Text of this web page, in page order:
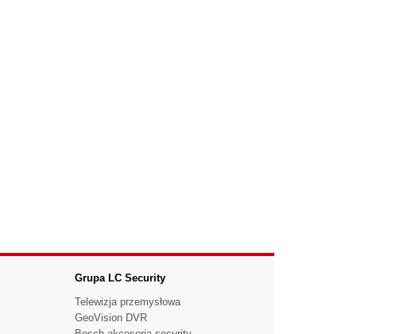
Grupa LC Security
Telewizja przemysłowa
GeoVision DVR